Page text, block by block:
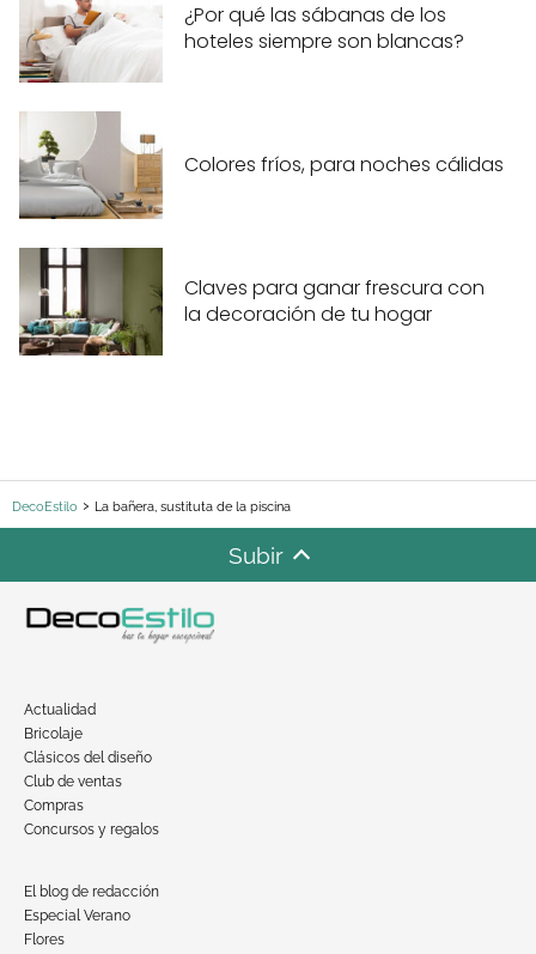
¿Por qué las sábanas de los
hoteles siempre son blancas?
Colores fríos, para noches cálidas
Claves para ganar frescura con
la decoración de tu hogar
DecoEstilo La bañera, sustituta de la piscina
Subir
Actualidad
Bricolaje
Clásicos del diseño
Club de ventas
Compras
Concursos y regalos
El blog de redacción
Especial Verano
Flores